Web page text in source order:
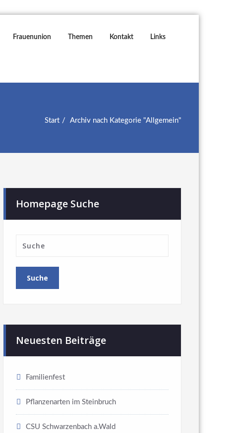
Frauenunion Themen Kontakt Links
Start Archiv nach Kategorie "Allgemein"
Homepage Suche
Neuesten Beiträge
Familienfest
Pflanzenarten im Steinbruch
CSU Schwarzenbach a.Wald